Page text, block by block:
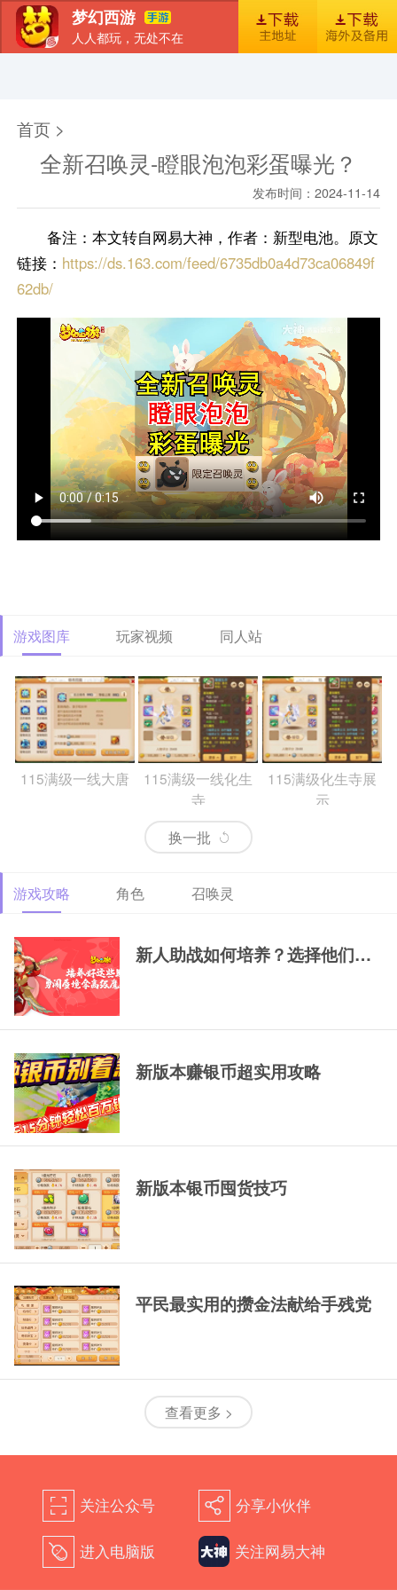
梦幻西游
人人都玩，无处不在
首页 >
全新召唤灵-瞪眼泡泡彩蛋曝光？
发布时间：2024-11-14
备注：本文转自网易大神，作者：新型电池。原文
链接： https://ds.163.com/feed/6735db0a4d73ca06849f
62db/
游戏图库 玩家视频 同人站
115满级一线大唐
115满级一线化生
寺
115满级化生寺展
示
示
示
换一批
游戏攻略 角色 召唤灵
新人助战如何培养？选择他们，一
新版本赚银币超实用攻略
新版本银币囤货技巧
平民最实用的攒金法献给手残党
查看更多 >
򰀁 关注公众号 򰀂 分享小伙伴
򰀄 进入电脑版 关注网易大神